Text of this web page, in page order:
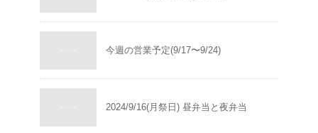
今週の営業予定(9/17〜9/24)
2024/9/16(月祭日) 昼弁当と夜弁当